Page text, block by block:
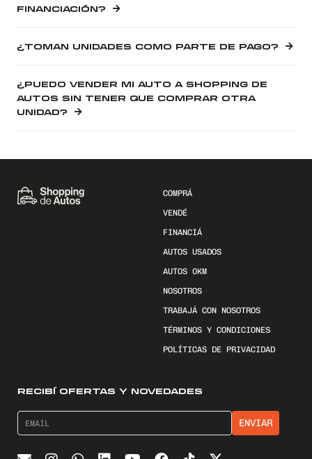
FINANCIACIÓN?
¿TOMAN UNIDADES COMO PARTE DE PAGO?
¿PUEDO VENDER MI AUTO A SHOPPING DE
AUTOS SIN TENER QUE COMPRAR OTRA
UNIDAD?
COMPRÁ
VENDÉ
FINANCIÁ
AUTOS USADOS
AUTOS 0KM
NOSOTROS
TRABAJÁ CON NOSOTROS
TÉRMINOS Y CONDICIONES
POLÍTICAS DE PRIVACIDAD
RECIBÍ OFERTAS Y NOVEDADES